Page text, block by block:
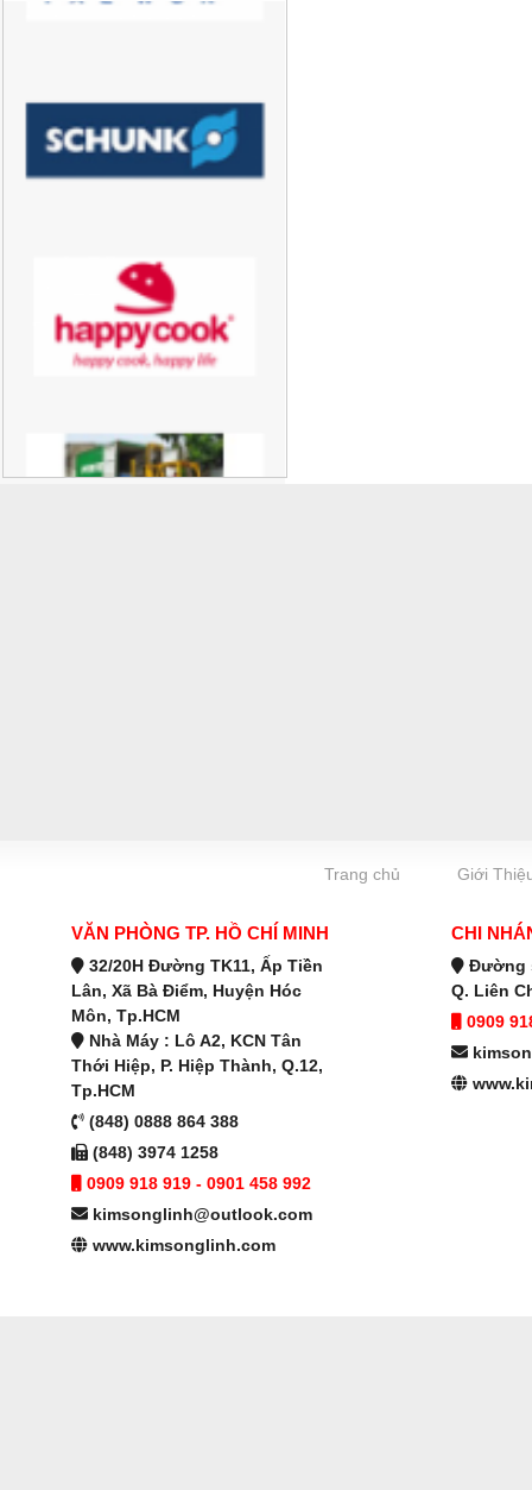
Trang chủ Giới
VĂN PHÒNG TP. HỒ CHÍ MINH
32/20H Đường TK11, Ấp Tiền
Lân, Xã Bà Điểm, Huyện Hóc
Môn, Tp.HCM
Nhà Máy : Lô A2, KCN Tân
Thới Hiệp, P. Hiệp Thành, Q.12,
Tp.HCM
(848) 0888 864 388
(848) 3974 1258
0909 918 919 - 0901 458 992
kimsonglinh@outlook.com
www.kimsonglinh.com
CHI
Đường
Q. Liên
0909